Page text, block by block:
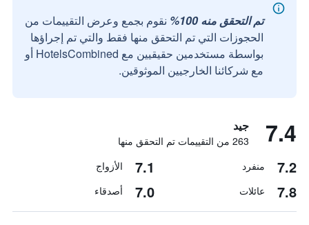
تم التحقق منه 100%
نقوم بجمع وعرض التقييمات من
الحجوزات التي تم التحقق منها فقط والتي تم إجراؤها
بواسطة مستخدمين حقيقيين مع HotelsCombined أو
مع شركائنا الخارجيين الموثوقين.
7.4 جيد
263 من التقييمات تم التحقق منها
7.2 منفرد 7.1 الأزواج
7.8 عائلات 7.0 أصدقاء